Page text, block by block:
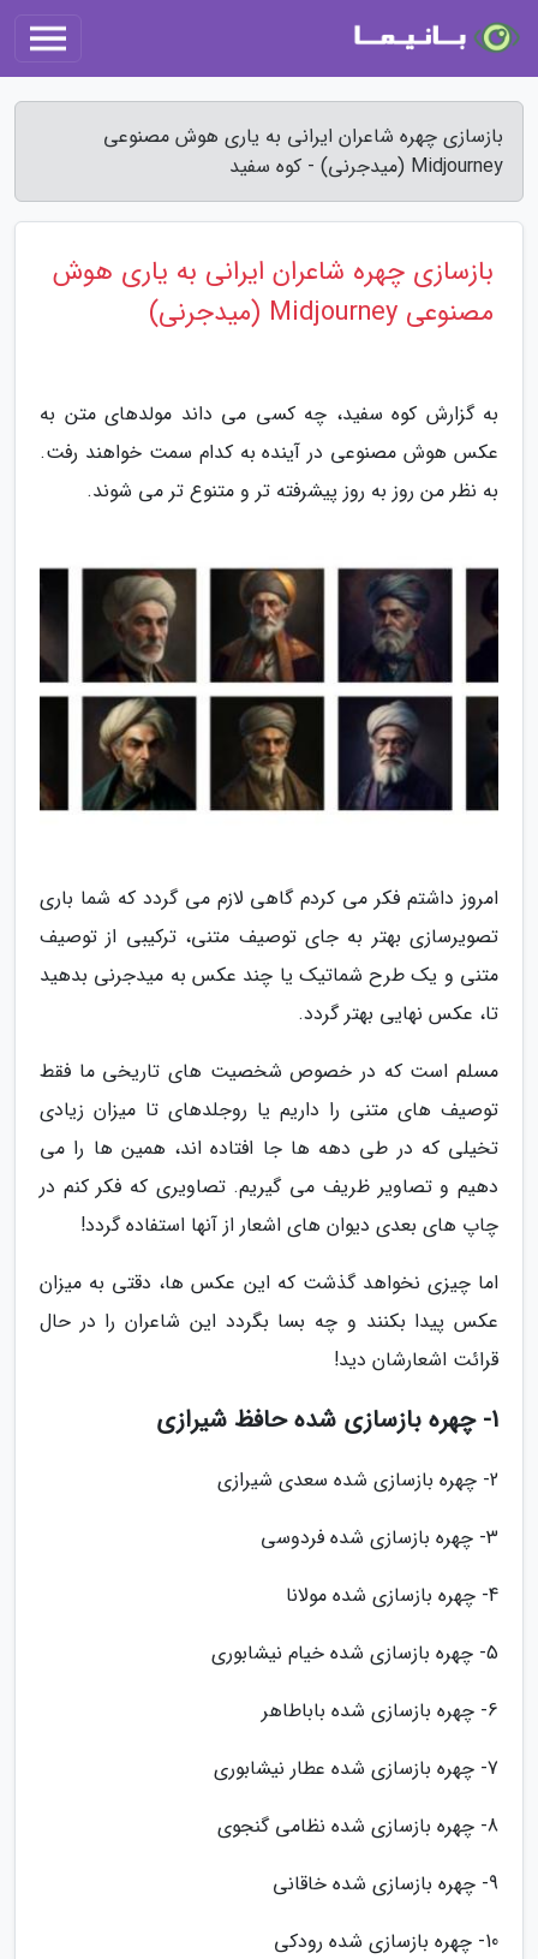
بازسازی چهره شاعران ایرانی به یاری هوش مصنوعی
Midjourney (میدجرنی) - کوه سفید
بازسازی چهره شاعران ایرانی به یاری هوش
مصنوعی Midjourney (میدجرنی)
به گزارش کوه سفید، چه کسی می داند مولدهای متن به
عکس هوش مصنوعی در آینده به کدام سمت خواهند رفت.
به نظر من روز به روز پیشرفته تر و متنوع تر می شوند.
امروز داشتم فکر می کردم گاهی لازم می گردد که شما باری
تصویرسازی بهتر به جای توصیف متنی، ترکیبی از توصیف
متنی و یک طرح شماتیک یا چند عکس به میدجرنی بدهید
تا، عکس نهایی بهتر گردد.
مسلم است که در خصوص شخصیت های تاریخی ما فقط
توصیف های متنی را داریم یا روجلدهای تا میزان زیادی
تخیلی که در طی دهه ها جا افتاده اند، همین ها را می
دهیم و تصاویر ظریف می گیریم. تصاویری که فکر کنم در
چاپ های بعدی دیوان های اشعار از آنها استفاده گردد!
اما چیزی نخواهد گذشت که این عکس ها، دقتی به میزان
عکس پیدا بکنند و چه بسا بگردد این شاعران را در حال
قرائت اشعارشان دید!
1- چهره بازسازی شده حافظ شیرازی
2- چهره بازسازی شده سعدی شیرازی
3- چهره بازسازی شده فردوسی
4- چهره بازسازی شده مولانا
5- چهره بازسازی شده خیام نیشابوری
6- چهره بازسازی شده باباطاهر
7- چهره بازسازی شده عطار نیشابوری
8- چهره بازسازی شده نظامی گنجوی
9- چهره بازسازی شده خاقانی
10- چهره بازسازی شده رودکی